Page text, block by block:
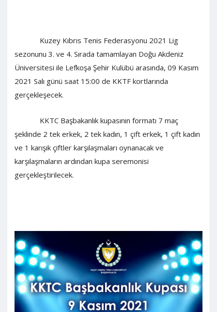
Kuzey Kıbrıs Tenis Federasyonu 2021 Lig
sezonunu 3. ve 4. Sırada tamamlayan Doğu Akdeniz
Üniversitesi ile Lefkoşa Şehir Kulübü arasında, 09 Kasım
2021 Salı günü saat 15:00 de KKTF kortlarında
gerçekleşecek.
KKTC Başbakanlık kupasının formatı 7 maç
şeklinde 2 tek erkek, 2 tek kadın, 1 çift erkek, 1 çift kadın
ve 1 karışık çiftler karşılaşmaları oynanacak ve
karşılaşmaların ardından kupa seremonisi
gerçekleştirilecek.